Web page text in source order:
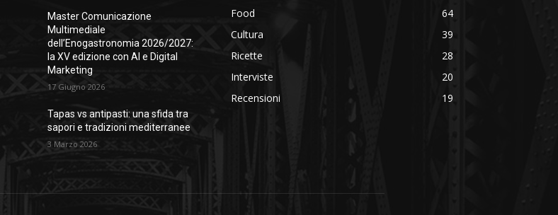
Master Comunicazione
Multimediale
dell’Enogastronomia 2026/2027:
la XV edizione con AI e Digital
Marketing
17 Giugno 2026
Tapas vs antipasti: una sfida tra
sapori e tradizioni mediterranee
3 Marzo 2026
Food
64
Cultura
39
Ricette
28
Interviste
20
Recensioni
19